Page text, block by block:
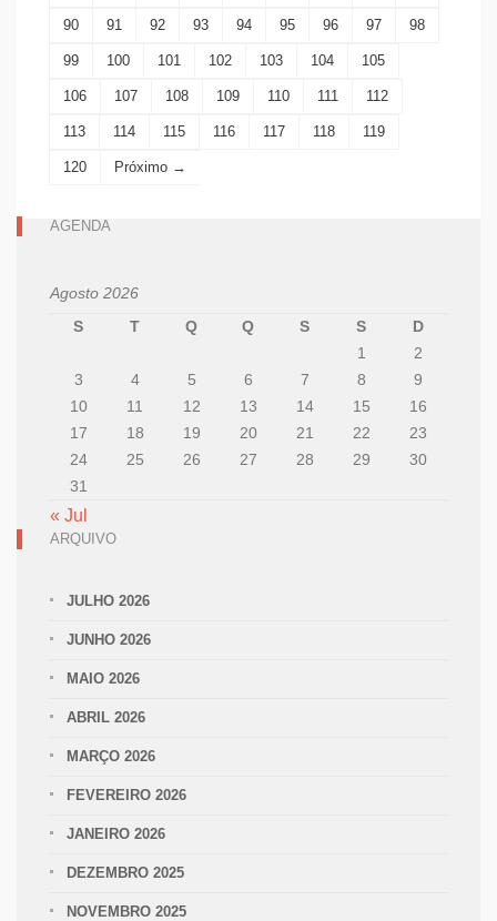
90 91 92 93 94 95 96 97 98
99 100 101 102 103 104 105
106 107 108 109 110 111 112
113 114 115 116 117 118 119
120 Próximo →
AGENDA
Agosto 2026
S
T Q Q S S
D
1
2
3
4 5 6 7 8
9
10
11 12 13 14 15
16
17
18 19 20 21 22
23
24
25 26 27 28 29
30
31
« Jul
ARQUIVO
JULHO 2026
JUNHO 2026
MAIO 2026
ABRIL 2026
MARÇO 2026
FEVEREIRO 2026
JANEIRO 2026
DEZEMBRO 2025
NOVEMBRO 2025